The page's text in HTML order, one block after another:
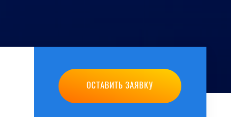
ОСТАВИТЬ ЗАЯВКУ